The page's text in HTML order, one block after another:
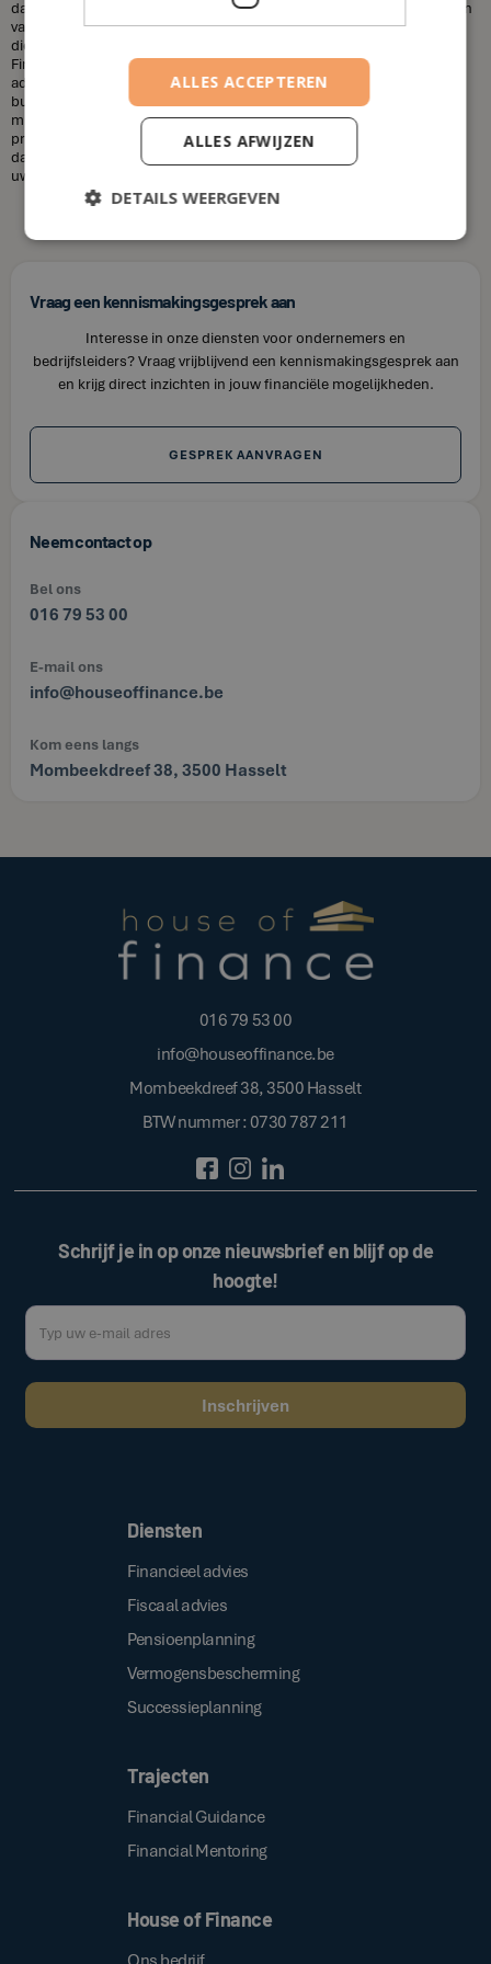
dat financieel adviseurs duur zijn. Dit is niet altijd het geval. De kosten
van een financieel adviseur kunnen variëren, afhankelijk van de
diensten die u nodig heeft en uw financiële situatie. Bij House of
Finance bieden wij betaalbare tarieven voor onze financiële
adviesdiensten, zodat u uw financiën kunt optimaliseren zonder uw
budget te overschrijden. Kortom, laat u niet misleiden door de
misvattingen over financieel adviseurs. Als u op zoek bent naar
professioneel en betrouwbaar financieel advies in Hekelgem, neem
dan contact op met House of Finance. Wij staan klaar om u te helpen
uw financiële doelen te bereiken.
Vraag een kennismakingsgesprek aan
Interesse in onze diensten voor ondernemers en
bedrijfsleiders? Vraag vrijblijvend een kennismakingsgesprek aan
en krijg direct inzichten in jouw financiële mogelijkheden.
GESPREK AANVRAGEN
Neem contact op
Bel ons
016 79 53 00
E-mail ons
info@houseoffinance.be
Kom eens langs
Mombeekdreef 38, 3500 Hasselt
016 79 53 00
info@houseoffinance.be
Mombeekdreef 38, 3500 Hasselt
BTW nummer : 0730 787 211
Schrijf je in op onze nieuwsbrief en blijf op de
hoogte!
Diensten
Financieel advies
Fiscaal advies
Pensioenplanning
Vermogensbescherming
Successieplanning
Trajecten
Financial Guidance
Financial Mentoring
House of Finance
ALLES ACCEPTEREN
ALLES AFWIJZEN
DETAILS WEERGEVEN